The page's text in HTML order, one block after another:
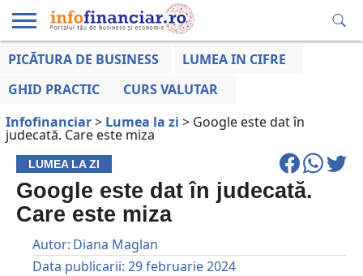
EDUCAȚIE
LA ZI
AFACERILOR
PICĂTURA DE BUSINESS
LUMEA IN CIFRE
GHID PRACTIC
CURS VALUTAR
Infofinanciar> Lumea la zi > Google este dat în
judecată. Care este miza
LUMEA LA ZI
Google este dat în judecată.
Care este miza
Autor: Diana Maglan
Data publicarii: 29 februarie 2024